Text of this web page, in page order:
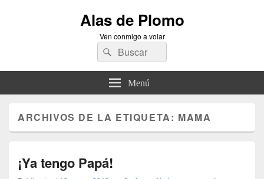
Alas de Plomo
Ven conmigo a volar
Buscar
por:
Buscar
Menú
ARCHIVOS DE LA ETIQUETA: MAMA
¡Ya tengo Papá!